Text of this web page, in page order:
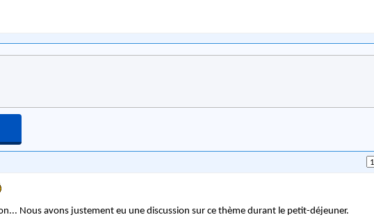
Nous avons justement eu une discussion sur ce thème durant le petit-déjeuner.